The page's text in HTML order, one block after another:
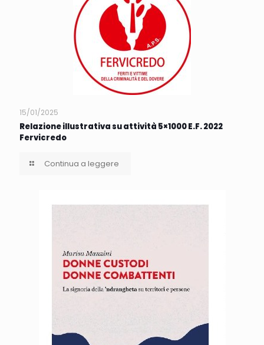
15/01/2025
Relazione illustrativa su attività 5×1000 E.F. 2022
Fervicredo
Continua a leggere